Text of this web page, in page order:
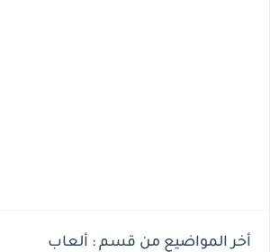
أخر المواضيع من قسم : ألعاب